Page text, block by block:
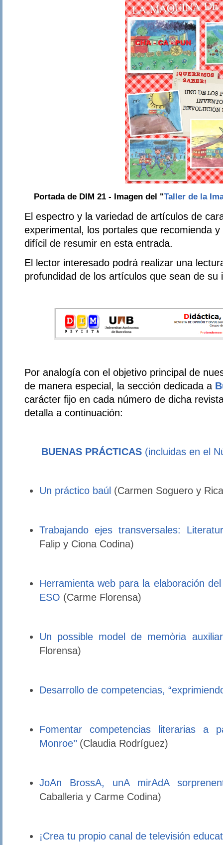
Portada de DIM 21 - Imagen del "Taller de la
El espectro y la variedad de artículos de
experimental, los portales que recomienda
difícil de resumir en esta entrada.
El lector interesado podrá realizar una
profundidad de los artículos que sean de su
Por analogía con el objetivo principal de
de manera especial, la sección dedicada a
carácter fijo en cada número de dicha
detalla a continuación:
BUENAS PRÁCTICAS (incluidas en el
Un práctico baúl (Carmen Soguero y
Trabajando ejes transversales:
Falip y Ciona Codina)
Herramienta web para la elaboración
ESO (Carme Florensa)
Un possible model de memòria
Florensa)
Desarrollo de competencias,
Fomentar competencias literarias a
Monroe’’ (Claudia Rodríguez)
JoAn BrossA, unA mirAdA
Caballeria y Carme Codina)
¡Crea tu propio canal de televisión